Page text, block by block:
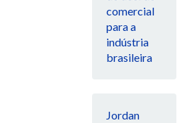
comercial
para a
indústria
brasileira
Jordan